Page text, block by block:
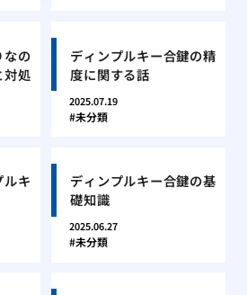
なの
対処
ディンプルキー合鍵の精
度に関する話
2025.07.19
未分類
キ
ディンプルキー合鍵の基
礎知識
2025.06.27
未分類